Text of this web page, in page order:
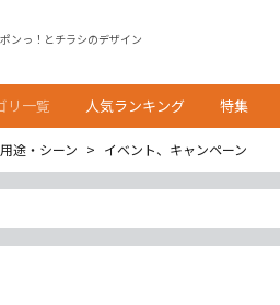
ンっ！とチラシのデザイン
リ一覧 人気ランキング 特集
用途・シーン イベント、キャンペーン